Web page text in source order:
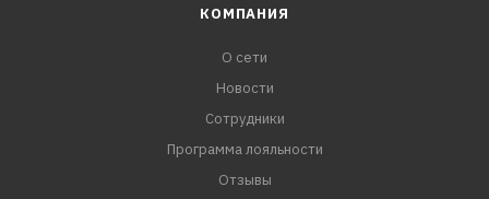
КОМПАНИЯ
О сети
Новости
Сотрудники
Программа лояльности
Отзывы